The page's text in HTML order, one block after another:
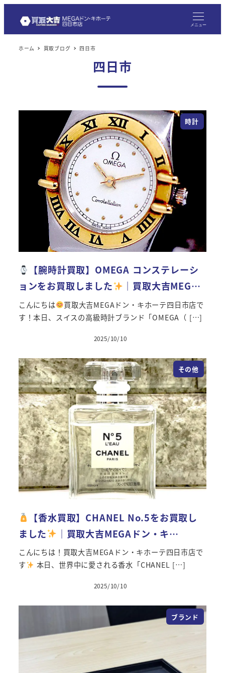
メニュー
ホーム 買取ブログ 四日市
四日市
時計
【腕時計買取】OMEGA コンステレーシ
ョンをお買取しました
｜買取大吉MEG…
こんにちは
買取大吉MEGAドン・キホーテ四日市店で
す！本日、スイスの高級時計ブランド「OMEGA（ […]
2025/10/10
その他
【香水買取】CHANEL No.5をお買取し
ました
｜買取大吉MEGAドン・キ…
こんにちは！買取大吉MEGAドン・キホーテ四日市店で
す
本日、世界中に愛される香水「CHANEL […]
2025/10/10
ブランド